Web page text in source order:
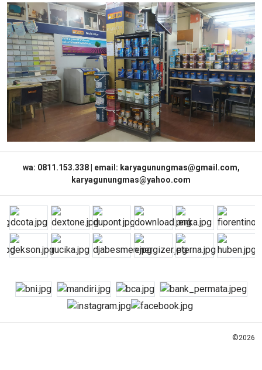
wa: 0811.153.338 | email: karyagunungmas@gmail.com,
karyagunungmas@yahoo.com
©2026